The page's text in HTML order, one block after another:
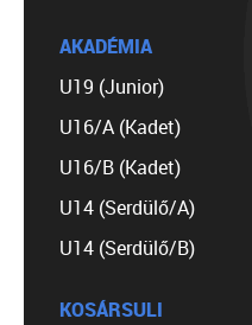
AKADÉMIA
U19 (Junior)
U16/A (Kadet)
U16/B (Kadet)
U14 (Serdülő/A)
U14 (Serdülő/B)
KOSÁRSULI